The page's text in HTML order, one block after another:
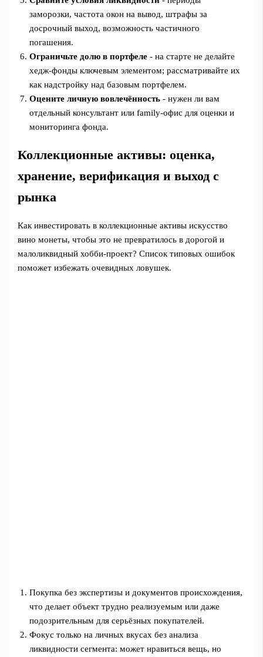
заморозки, частота окон на вывод, штрафы за
досрочный выход, возможность частичного
погашения.
Ограничьте долю в портфеле - на старте не делайте
хедж‑фонды ключевым элементом; рассматривайте их
как надстройку над базовым портфелем.
Оцените личную вовлечённость - нужен ли вам
отдельный консультант или family‑офис для оценки и
мониторинга фонда.
Коллекционные активы: оценка,
хранение, верификация и выход с
рынка
Как инвестировать в коллекционные активы искусство
вино монеты, чтобы это не превратилось в дорогой и
малоликвидный хобби‑проект? Список типовых ошибок
поможет избежать очевидных ловушек.
Покупка без экспертизы и документов происхождения,
что делает объект трудно реализуемым или даже
подозрительным для серьёзных покупателей.
Фокус только на личных вкусах без анализа
ликвидности сегмента: может нравиться вещь, но